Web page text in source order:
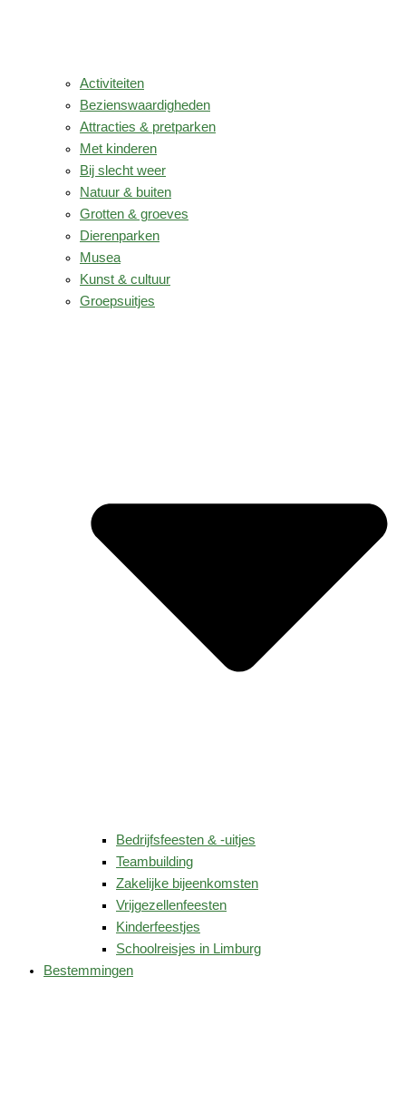
Activiteiten
Bezienswaardigheden
Attracties & pretparken
Met kinderen
Bij slecht weer
Natuur & buiten
Grotten & groeves
Dierenparken
Musea
Kunst & cultuur
Groepsuitjes
Bedrijfsfeesten & -uitjes
Teambuilding
Zakelijke bijeenkomsten
Vrijgezellenfeesten
Kinderfeestjes
Schoolreisjes in Limburg
Bestemmingen